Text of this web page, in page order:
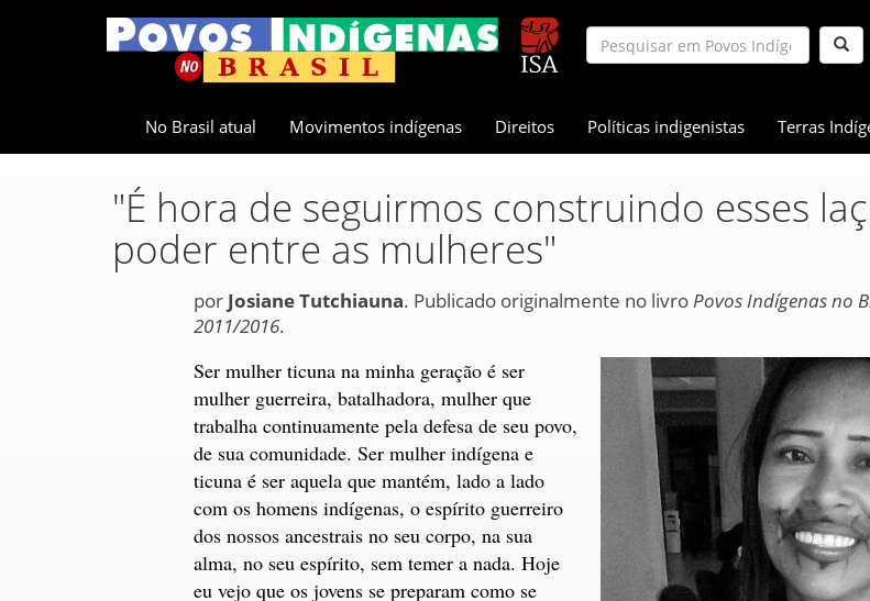
No Brasil atual Movimentos indígenas Direitos Políticas indigenistas Terras
"É hora de seguirmos construindo esses
poder entre as mulheres"
por Josiane Tutchiauna. Publicado originalmente no livroPovos Indígenas no
2011/2016.
Ser mulher ticuna na minha geração é ser
mulher guerreira, batalhadora, mulher que
trabalha continuamente pela defesa de seu povo,
de sua comunidade. Ser mulher indígena e
ticuna é ser aquela que mantém, lado a lado
com os homens indígenas, o espírito guerreiro
dos nossos ancestrais no seu corpo, na sua
alma, no seu espírito, sem temer a nada. Hoje
eu vejo que os jovens se preparam como se